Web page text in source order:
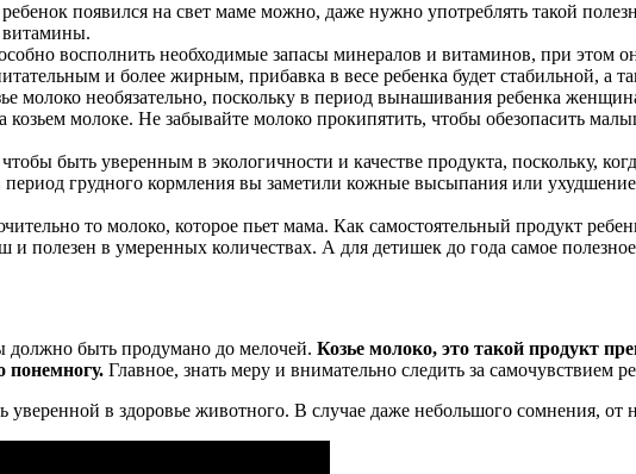
появился на свет маме можно, даже нужно употреблять такой
витамины.
восполнить необходимые запасы минералов и витаминов, при этом
и более жирным, прибавка в весе ребенка будет стабильной, а
молоко необязательно, поскольку в период вынашивания ребенка
козьем молоке. Не забывайте молоко прокипятить, чтобы обезопасить
быть уверенным в экологичности и качестве продукта, поскольку,
грудного кормления вы заметили кожные высыпания или
то молоко, которое пьет мама. Как самостоятельный продукт
полезен в умеренных количествах. А для детишек до года самое
быть продумано до мелочей. Козье молоко, это такой продукт
понемногу. Главное, знать меру и внимательно следить за самочувствием
в здоровье животного. В случае даже небольшого сомнения, от